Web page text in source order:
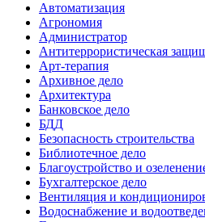
Автоматизация
Агрономия
Администратор
Антитеррористическая
Арт-терапия
Архивное дело
Архитектура
Банковское дело
БДД
Безопасность строительства
Библиотечное дело
Благоустройство и
Бухгалтерское дело
Вентиляция и
Водоснабжение и